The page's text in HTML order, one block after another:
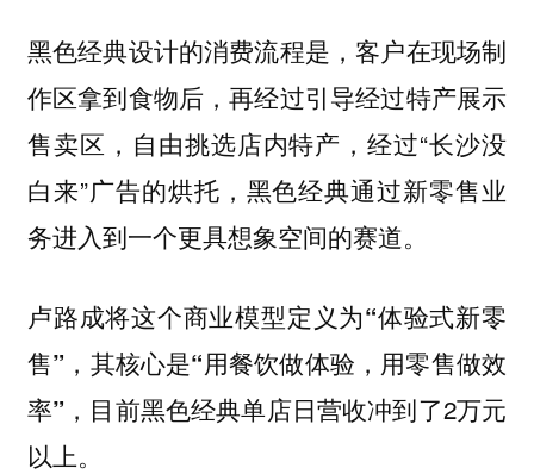
黑色经典设计的消费流程是，客户在现场制
作区拿到食物后，再经过引导经过特产展示
售卖区，自由挑选店内特产，经过“长沙没
白来”广告的烘托，黑色经典通过新零售业
务进入到一个更具想象空间的赛道。
卢路成将这个商业模型定义为“体验式新零
售” ，其核心是“用餐饮做体验，用零售做效
率” ，目前黑色经典单店日营收冲到了2万元
以上。